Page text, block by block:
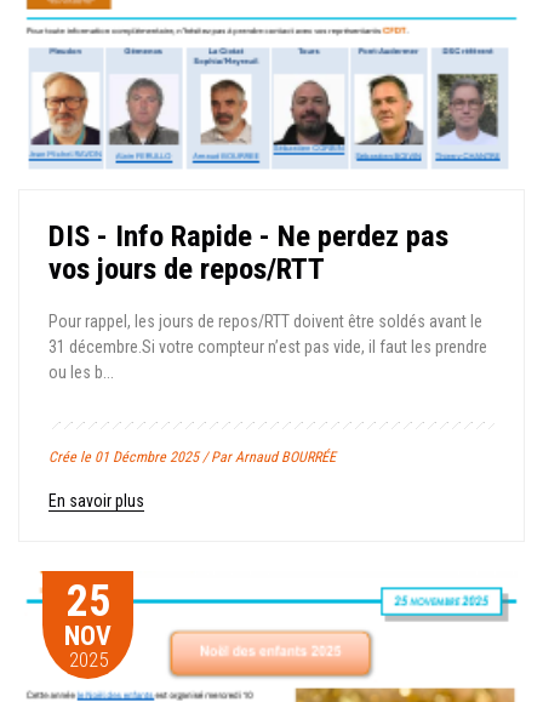
DIS - Info Rapide - Ne perdez pas
vos jours de repos/RTT
Pour rappel, les jours de repos/RTT doivent être soldés avant le
31 décembre.Si votre compteur n’est pas vide, il faut les prendre
ou les b...
Crée le 01 Décmbre 2025 / Par Arnaud BOURRÉE
En savoir plus
25
NOV
2025